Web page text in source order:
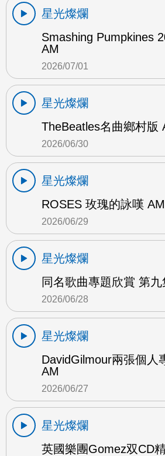
星光燦爛
Smashing Pumpkines
AM
2026/07/01
星光燦爛
TheBeatles名曲鄉村版
2026/06/30
星光燦爛
ROSES 玫瑰的詠嘆 AM
2026/06/29
星光燦爛
同名歌曲專題欣賞 第九
2026/06/28
星光燦爛
DavidGilmour兩張個人
AM
2026/06/27
星光燦爛
英國樂團Gomez双CD